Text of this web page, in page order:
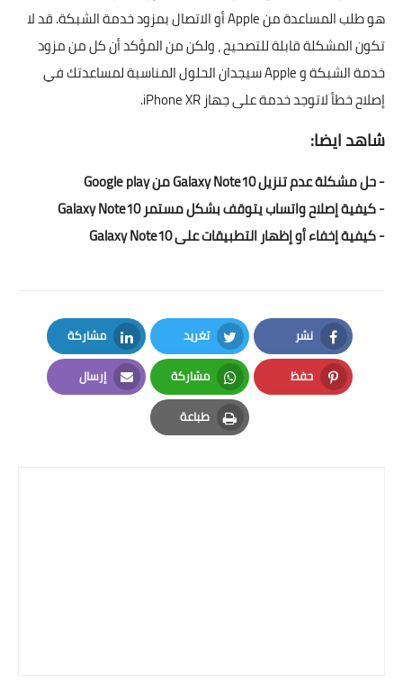
هو طلب المساعدة من Apple أو الاتصال بمزود خدمة الشبكة. قد لا
تكون المشكلة قابلة للتصحيح ، ولكن من المؤكد أن كل من مزود
خدمة الشبكة و Apple سيجدان الحلول المناسبة لمساعدتك في
إصلاح خطأ لاتوجد خدمة على جهاز iPhone XR.
شاهد ايضا:
- حل مشكلة عدم تنزيل Galaxy Note10 من Google play
-كيفية إصلاح واتساب يتوقف بشكل مستمر Galaxy Note10
-كيفية إخفاء أو إظهار التطبيقات على Galaxy Note10
نشر
Facebook
تغريد
Twitter
مشاركة
LinkedIn
حفظ
Pinterest
مشاركة
Whatsapp
إرسال
Email
طباعة
Print